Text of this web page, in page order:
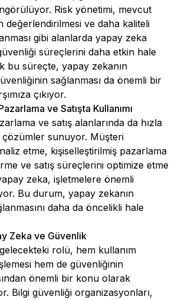
Risk yönetimi, mevcut
değerlendirilmesi ve daha kaliteli
gibi alanlarda yapay zeka
süreçlerini daha etkin hale
bu süreçte, yapay zekanın
sağlanması da önemli bir
çıkıyor.
ve Satışta Kullanımı
ve satış alanlarında da hızla
çözümler sunuyor. Müşteri
etme, kişiselleştirilmiş pazarlama
ve satış süreçlerini optimize etme
zeka, işletmelere önemli
Bu durum, yapay zekanın
daha da öncelikli hale
Zeka ve Güvenlik
rolü, hem kullanım
hem de güvenliğinin
önemli bir konu olarak
Bilgi güvenliği organizasyonları,